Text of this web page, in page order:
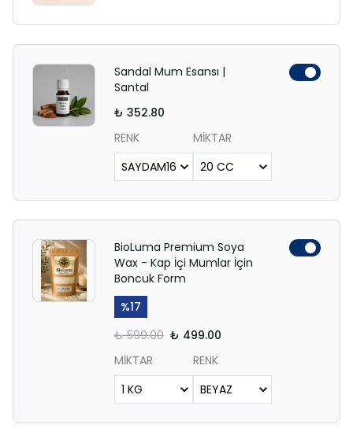
Sandal Mum Esansı |
Santal
₺ 352.80
RENK
MİKTAR
BioLuma Premium Soya
Wax - Kap İçi Mumlar İçin
Boncuk Form
%17
₺ 599.00 ₺ 499.00
MİKTAR
RENK